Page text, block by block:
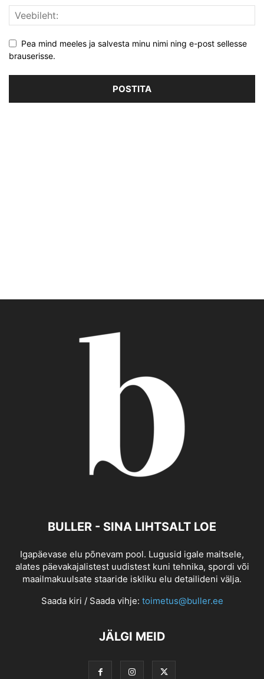
Pea mind meeles ja salvesta minu nimi ning e-post sellesse
brauserisse.
BULLER - SINA LIHTSALT LOE
Igapäevase elu põnevam pool. Lugusid igale maitsele,
alates päevakajalistest uudistest kuni tehnika, spordi või
maailmakuulsate staaride iskliku elu detailideni välja.
Saada kiri / Saada vihje: toimetus@buller.ee
JÄLGI MEID